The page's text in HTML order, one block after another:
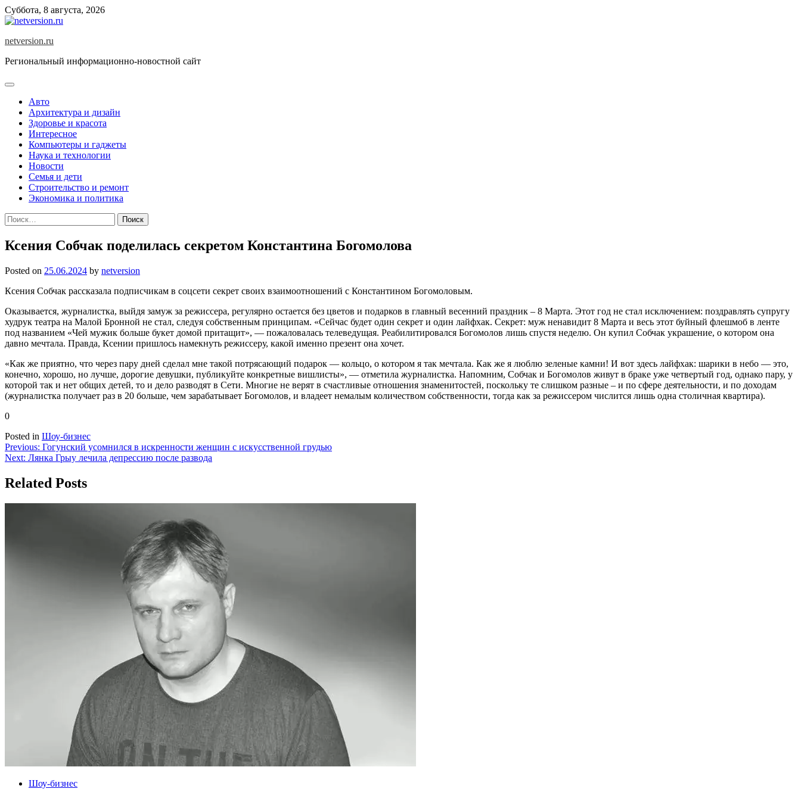
Skip
to
Суббота, 8 августа, 2026
netversion.ru
Региональный информационно-новостной сайт
Авто
Архитектура и дизайн
Здоровье и красота
Интересное
Компьютеры и гаджеты
Наука и технологии
Новости
Семья и дети
Строительство и ремонт
Экономика и политика
Найти:
Ксения Собчак поделилась секретом Константина Богомолова
Posted on 25.06.2024 by netversion
Ксения Собчак рассказала подписчикам в соцсети секрет своих взаимоотношений с Константином Богомоловым.
Оказывается, журналистка, выйдя замуж за режиссера, регулярно остается без цветов и подарков в главный весенний праздник – 8 Марта. Этот год не стал исключением: поздравлять супругу
худрук театра на Малой Бронной не стал, следуя собственным принципам. «Сейчас будет один секрет и один лайфхак. Секрет: муж ненавидит 8 Марта и весь этот буйный флешмоб в ленте
под названием «Чей мужик больше букет домой притащит», — пожаловалась телеведущая. Реабилитировался Богомолов лишь спустя неделю. Он купил Собчак украшение, о котором она
давно мечтала. Правда, Ксении пришлось намекнуть режиссеру, какой именно презент она хочет.
«Как же приятно, что через пару дней сделал мне такой потрясающий подарок — кольцо, о котором я так мечтала. Как же я люблю зеленые камни! И вот здесь лайфхак: шарики в небо — это,
конечно, хорошо, но лучше, дорогие девушки, публикуйте конкретные вишлисты», — отметила журналистка. Напомним, Собчак и Богомолов живут в браке уже четвертый год, однако пару, у
которой так и нет общих детей, то и дело разводят в Сети. Многие не верят в счастливые отношения знаменитостей, поскольку те слишком разные – и по сфере деятельности, и по доходам
(журналистка получает раз в 20 больше, чем зарабатывает Богомолов, и владеет немалым количеством собственности, тогда как за режиссером числится лишь одна столичная квартира).
0
Posted in Шоу-бизнес
Навигация
по
записям
Previous: Гогунский усомнился в искренности женщин с искусственной грудью
Next: Лянка Грыу лечила депрессию после развода
Related Posts
Шоу-бизнес